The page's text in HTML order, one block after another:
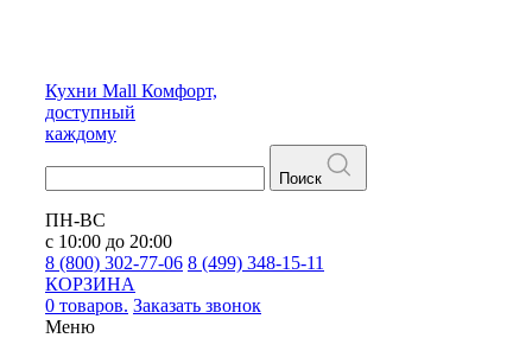
Кухни Mall Комфорт,
доступный
каждому
Поиск
ПН-ВС
с 10:00 до 20:00
8 (800) 302-77-06 8 (499) 348-15-11
КОРЗИНА
0 товаров. Заказать звонок
Меню